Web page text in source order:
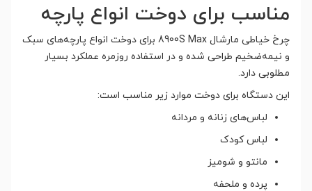
مناسب برای دوخت انواع پارچه
چرخ خیاطی مارشال 8900S Max برای دوخت انواع پارچه‌های سبک
و نیمه‌ضخیم طراحی شده و در استفاده روزمره عملکرد بسیار
مطلوبی دارد.
این دستگاه برای دوخت موارد زیر مناسب است:
لباس‌های زنانه و مردانه
لباس کودک
مانتو و شومیز
پرده و ملحفه